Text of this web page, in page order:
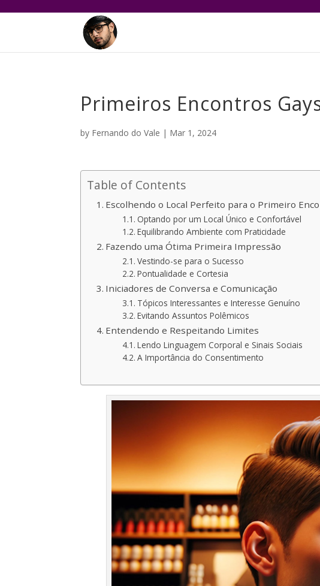
Primeiros Encontros
by Fernando do Vale | Mar 1, 2024
Table of Contents
Escolhendo o Local Perfeito para o Primeiro
Optando por um Local Único e Confortável
Equilibrando Ambiente com Praticidade
Fazendo uma Ótima Primeira Impressão
Vestindo-se para o Sucesso
Pontualidade e Cortesia
Iniciadores de Conversa e Comunicação
Tópicos Interessantes e Interesse Genuíno
Evitando Assuntos Polêmicos
Entendendo e Respeitando Limites
Lendo Linguagem Corporal e Sinais Sociais
A Importância do Consentimento